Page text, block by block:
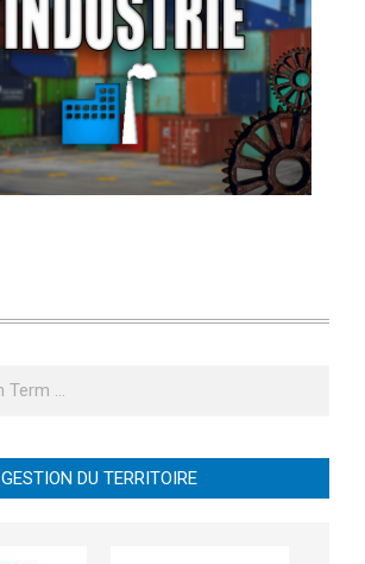
GESTION DU TERRITOIRE